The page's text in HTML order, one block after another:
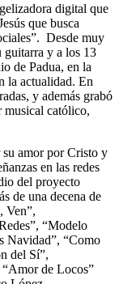
digital que
que busca
Desde muy
guitarra y a los 13
de Padua, en la
la actualidad. En
y además grabó
musical católico,
amor por Cristo y
en las redes
del proyecto
de una decena de
Ven”,
“Modelo
Navidad”, “Como
del Sí”,
de Locos”